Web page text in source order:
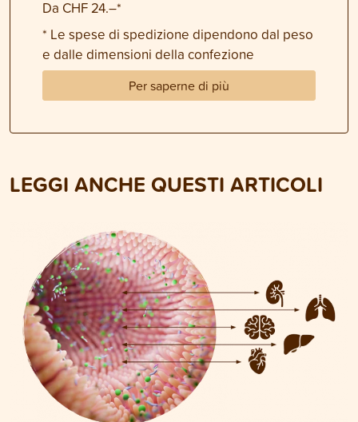
Da CHF 24.–*
* Le spese di spedizione dipendono dal peso
e dalle dimensioni della confezione
Per saperne di più
LEGGI ANCHE QUESTI ARTICOLI